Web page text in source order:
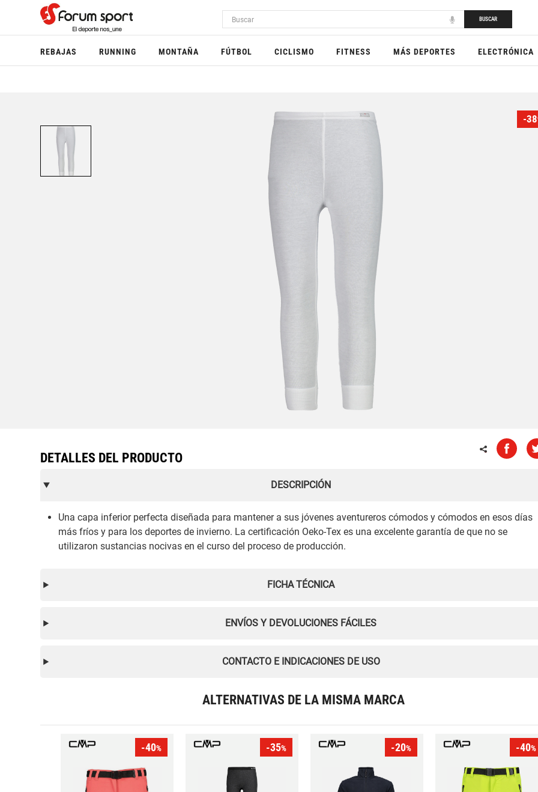
BUSCAR
REBAJAS RUNNING MONTAÑA FÚTBOL CICLISMO FITNESS MÁS DEPORTES ELECTRÓNICA
-38
DETALLES DEL PRODUCTO
DESCRIPCIÓN
Una capa inferior perfecta diseñada para mantener a sus jóvenes aventureros cómodos y cómodos en esos días
más fríos y para los deportes de invierno. La certificación Oeko-Tex es una excelente garantía de que no se
utilizaron sustancias nocivas en el curso del proceso de producción.
FICHA TÉCNICA
ENVÍOS Y DEVOLUCIONES FÁCILES
CONTACTO E INDICACIONES DE USO
ALTERNATIVAS DE LA MISMA MARCA
-40% -35% -20% -40%